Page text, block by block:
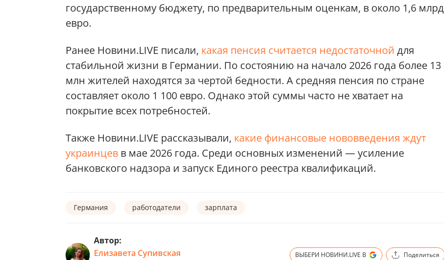
государственному бюджету, по предварительным оценкам, в около 1,6 млрд
евро.
Ранее Новини.LIVE писали, какая пенсия считается недостаточной для
стабильной жизни в Германии. По состоянию на начало 2026 года более 13
млн жителей находятся за чертой бедности. А средняя пенсия по стране
составляет около 1 100 евро. Однако этой суммы часто не хватает на
покрытие всех потребностей.
Также Новини.LIVE рассказывали, какие финансовые нововведения ждут
украинцев в мае 2026 года. Среди основных изменений — усиление
банковского надзора и запуск Единого реестра квалификаций.
Германия работодатели зарплата
Автор:
Елизавета Супивская
ВЫБЕРИ НОВИНИ.LIVE В Поделиться